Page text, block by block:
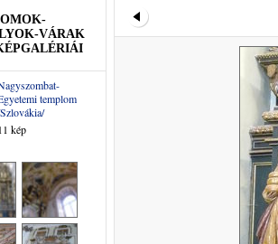
VÁRAK
templom
11 kép